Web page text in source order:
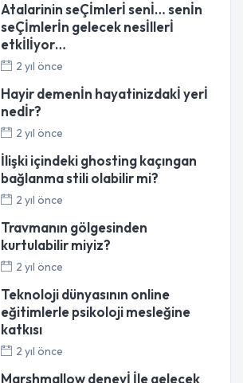
Atalarinin seÇİmlerİ senİ… senİn
seÇİmlerİn gelecek nesİllerİ
etkİlİyor…
2 yıl önce
Hayir demenİn hayatinizdakİ yerİ
nedİr?
2 yıl önce
İlişki içindeki ghosting kaçıngan
bağlanma stili olabilir mi?
2 yıl önce
Travmanın gölgesinden
kurtulabilir miyiz?
2 yıl önce
Teknoloji dünyasının online
eğitimlerle psikoloji mesleğine
katkısı
2 yıl önce
Marshmallow deneyİ İle gelecek